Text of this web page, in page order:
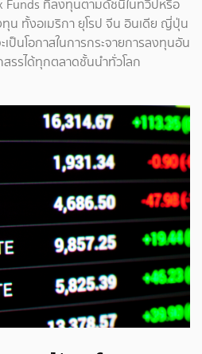
Funds ที่ลงทุนตามดัชนีในทวีปหรือ
ทุน ทั้งอเมริกา ยุโรป จีน อินเดีย ญี่ปุ่น
เป็นโอกาสในการกระจายการลงทุนอัน
รรได้ทุกตลาดชั้นนำทั่วโลก